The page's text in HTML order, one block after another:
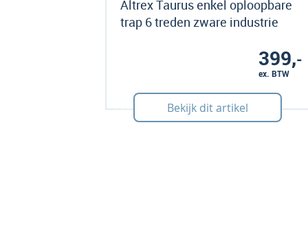
Altrex Taurus enkel oploopbare
trap 6 treden zware industrie
399,-
ex. BTW
Bekijk dit artikel